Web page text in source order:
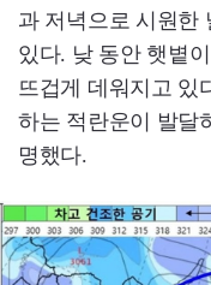
과 저녁으로 시원한
있다. 낮 동안 햇볕
뜨겁게 데워지고 있
하는 적란운이 발달
명했다.